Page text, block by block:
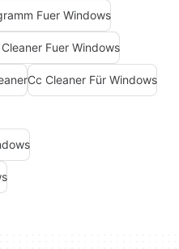
Fuer Windows
Fuer Windows
Cc Cleaner Für Windows